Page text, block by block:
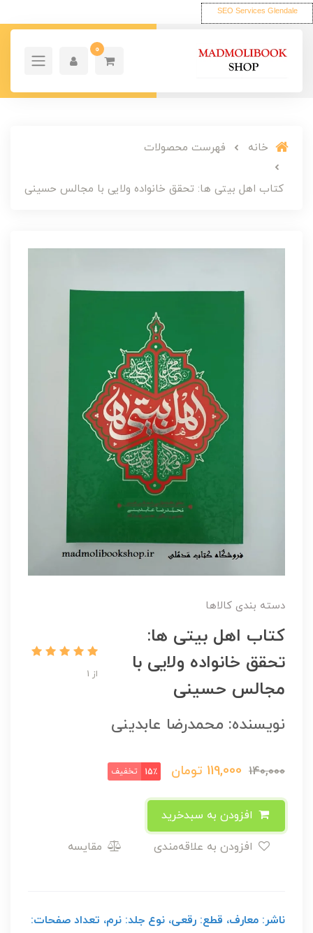
SEO Services Glendale
0
خانه فهرست محصولات
کتاب اهل بیتی ها: تحقق خانواده ولایی با مجالس حسینی
دسته بندی کالاها
کتاب اهل بیتی ها:
تحقق خانواده ولایی با
مجالس حسینی
از 1
نویسنده: محمدرضا عابدینی
140,000
119,000 تومان 15٪ تخفیف
مقایسه
ناشر: معارف، قطع: رقعی، نوع جلد: نرم، تعداد صفحات: